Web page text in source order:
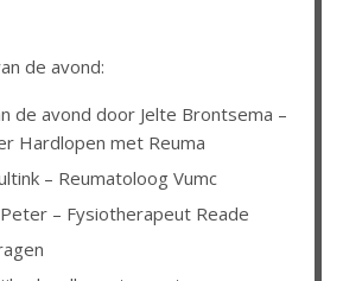
de avond:
de avond door Jelte Brontsema –
Hardlopen met Reuma
– Reumatoloog Vumc
– Fysiotherapeut Reade